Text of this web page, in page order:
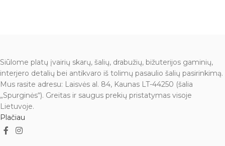
Siūlome platų įvairių skarų, šalių, drabužių, bižuterijos gaminių,
interjero detalių bei antikvaro iš tolimų pasaulio šalių pasirinkimą.
Mus rasite adresu: Laisvės al. 84, Kaunas LT-44250 (šalia
„Spurginės“). Greitas ir saugus prekių pristatymas visoje
Lietuvoje.
Plačiau